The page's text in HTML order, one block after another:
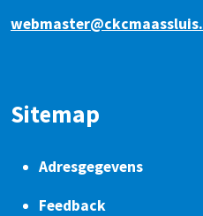
Sitemap
Adresgegevens
Feedback